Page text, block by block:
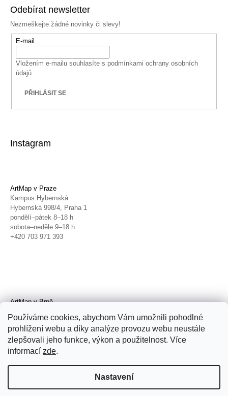
Používáme cookies, abychom Vám umožnili pohodlné
prohlížení webu a díky analýze provozu webu neustále
zlepšovali jeho funkce, výkon a použitelnost. Více
informací zde.
Nastavení
Odebírat newsletter
Nezmeškejte žádné novinky či slevy!
E-mail
Vložením e-mailu souhlasíte s podmínkami ochrany osobních
údajů
PŘIHLÁSIT SE
Instagram
ArtMap v Praze
Kampus Hybernská
Hybernská 998/4, Praha 1
pondělí–pátek 8–18 h
sobota–neděle 9–18 h
+420 703 971 393
ArtMap v Brně
Radnická 4, Brno
úterý–pátek 11–19 h
sobota 14–19 h
+420 702 152 298